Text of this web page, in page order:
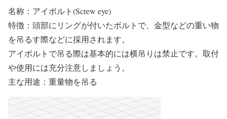
名称：アイボルト(Screw eye)
特徴：頭部にリングが付いたボルトで、金型などの重い物
を吊るす際などに採用されます。
アイボルトで吊る際は基本的には横吊りは禁止です。取付
や使用には充分注意しましょう。
主な用途：重量物を吊る